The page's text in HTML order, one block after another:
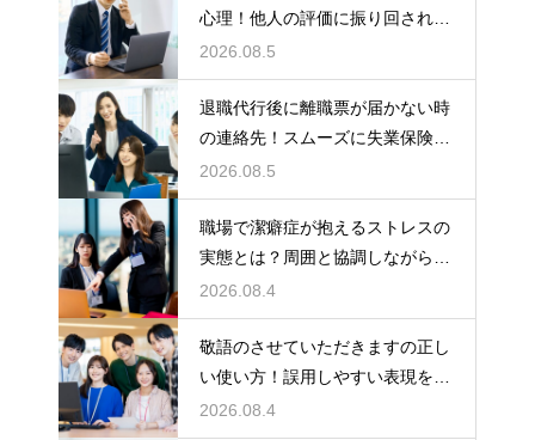
心理！他人の評価に振り回されな
いための術
2026.08.5
退職代行後に離職票が届かない時
の連絡先！スムーズに失業保険を
もらう術
2026.08.5
職場で潔癖症が抱えるストレスの
実態とは？周囲と協調しながら快
適に働く術
2026.08.4
敬語のさせていただきますの正し
い使い方！誤用しやすい表現を理
解する術
2026.08.4